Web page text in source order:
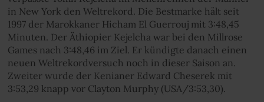
in New York den Weltrekord. Die Bestmarke hält seit
1997 der Marokkaner Hicham El Guerrouj mit 3:48,45
Minuten. Der Äthiopier Kejelcha war bei den Millrose
Games nach 3:48,46 im Ziel. Er kündigte danach einen
neuen Weltrekordversuch noch in dieser Saison an.
Zweiter wurde der Kenianer Edward Cheserek mit
3:53,29 knapp vor Clayton Murphy (USA/3:53,30).